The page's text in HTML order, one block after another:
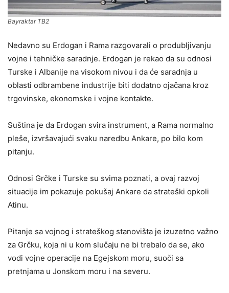
Bayraktar TB2
Nedavno su Erdogan i Rama razgovarali o produbljivanju
vojne i tehničke saradnje. Erdogan je rekao da su odnosi
Turske i Albanije na visokom nivou i da će saradnja u
oblasti odbrambene industrije biti dodatno ojačana kroz
trgovinske, ekonomske i vojne kontakte.
Suština je da Erdogan svira instrument, a Rama normalno
pleše, izvršavajući svaku naredbu Ankare, po bilo kom
pitanju.
Odnosi Grčke i Turske su svima poznati, a ovaj razvoj
situacije im pokazuje pokušaj Ankare da strateški opkoli
Atinu.
Pitanje sa vojnog i strateškog stanovišta je izuzetno važno
za Grčku, koja ni u kom slučaju ne bi trebalo da se, ako
vodi vojne operacije na Egejskom moru, suoči sa
pretnjama u Jonskom moru i na severu.